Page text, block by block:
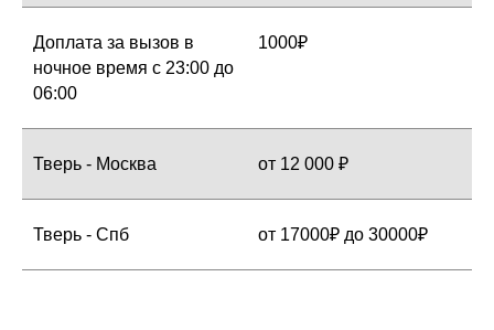
Доплата за вызов в
ночное время с 23:00 до
06:00
1000₽
Тверь - Москва от 12 000 ₽
Тверь - Спб от 17000₽ до 30000₽